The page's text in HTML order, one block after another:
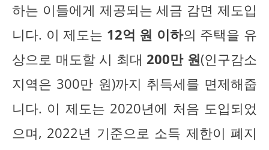
하는 이들에게 제공되는 세금 감면 제도입
니다. 이 제도는 12억 원 이하의 주택을 유
상으로 매도할 시 최대200만 원(인구감소
지역은 300만 원)까지 취득세를 면제해줍
니다. 이 제도는 2020년에 처음 도입되었
으며, 2022년 기준으로 소득 제한이 폐지